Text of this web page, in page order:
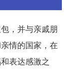
，并与亲戚朋
情的国家，在
表达感激之